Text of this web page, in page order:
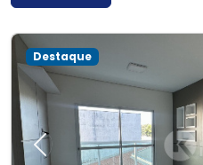
Previous
Destaque